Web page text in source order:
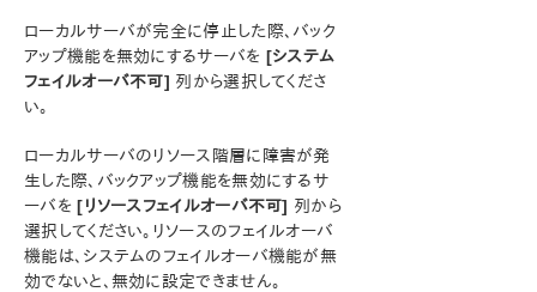
LifeKeeper Single Server Protection for Windows
テクニカルドキュメンテーション
プロダクトライフサイクル
PDFでダウンロード
ローカルサーバが完全に停止した際、バック
アップ機能を無効にするサーバを [システム
フェイルオーバ不可] 列から選択してくださ
い。
ローカルサーバのリソース階層に障害が発
生した際、バックアップ機能を無効にするサ
ーバを[リソースフェイルオーバ不可] 列から
選択してください。リソースのフェイルオーバ
機能は、システムのフェイルオーバ機能が無
効でないと、無効に設定できません。